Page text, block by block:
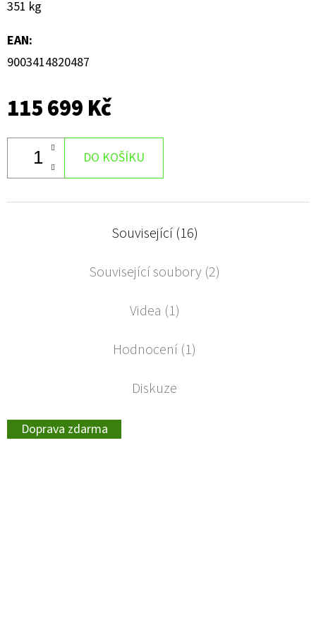
351 kg
EAN:
9003414820487
115 699 Kč
DO KOŠÍKU
Související (16)
Související soubory (2)
Videa (1)
Hodnocení (1)
Diskuze
Doprava zdarma